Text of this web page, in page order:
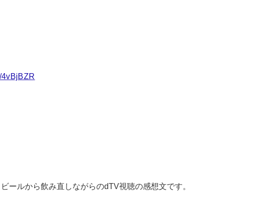
4vBjBZR
ールから飲み直しながらのdTV視聴の感想文です。